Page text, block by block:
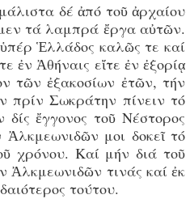
δέ ἀπό τοῦ ἀρχαίου
τά λαμπρά ἔργα αὐτῶν.
Ἑλλάδος καλῶς τε καί
ἐν Ἀθήναις εἴτε ἐν ἐξορίᾳ
τῶν ἐξακοσίων ἐτῶν, τήν
πρίν Σωκράτην πίνειν τό
ἔγγονος τοῦ Νέστορος
μοι δοκεῖ τό
χρόνου. Καί μήν διά τοῦ
Ἀλκμεωνιδῶν τινάς καί ἐκ
τούτου.